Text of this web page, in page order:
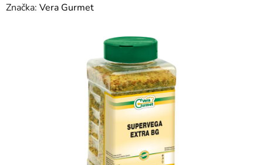
hodnocení
Značka: Vera Gurmet